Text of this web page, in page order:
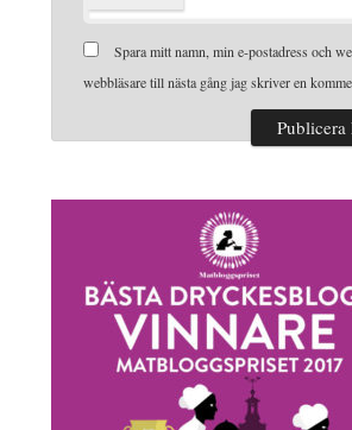
Spara mitt namn, min e-postadress och
webbläsare till nästa gång jag skriver en